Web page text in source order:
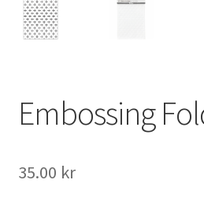
Embossing
35.00 kr